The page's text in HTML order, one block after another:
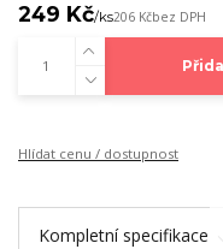
249 Kč/ks206 Kčbez DPH
Hlídat cenu / dostupnost
Kompletní specifikace